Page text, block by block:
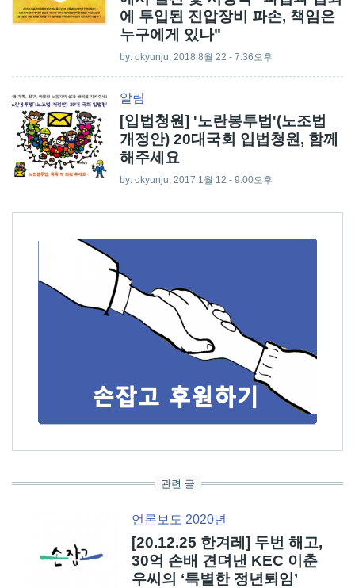
에 투입된 진압장비 파손, 책임은
누구에게 있나"
by: okyunju, 2018 8월 22 - 7:36오후
알림
[입법청원] '노란봉투법'(노조법
개정안) 20대국회 입법청원, 함께
해주세요
by: okyunju, 2017 1월 12 - 9:00오후
관련 글
언론보도 2020년
[20.12.25 한겨레] 두번 해고,
30억 손배 견뎌낸 KEC 이춘
우씨의 ‘특별한 정년퇴임’